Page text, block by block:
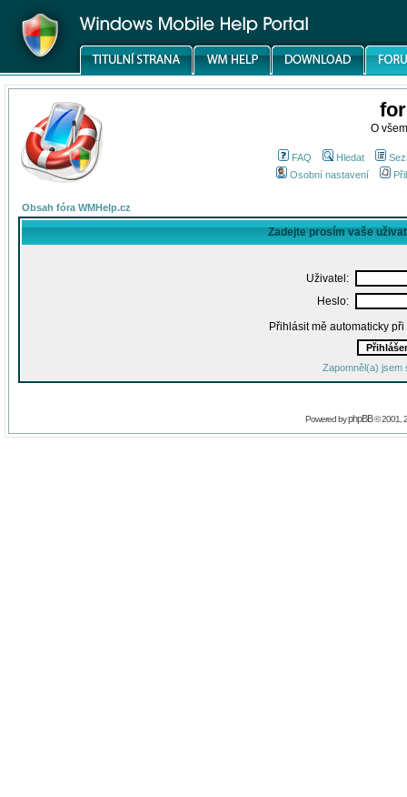
O
FAQ Hledat
Osobní nastavení
Obsah fóra WMHelp.cz
Zadejte prosím vaše
Uživatel:
Heslo:
Přihlásit mě automaticky
Zapomněl(a) jsem
Powered byphpBB© 2001,